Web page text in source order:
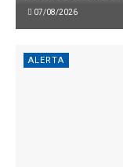
07/08/2026
ALERTA